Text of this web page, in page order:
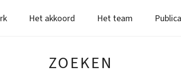
Het akkoord Het team
ZOEKEN